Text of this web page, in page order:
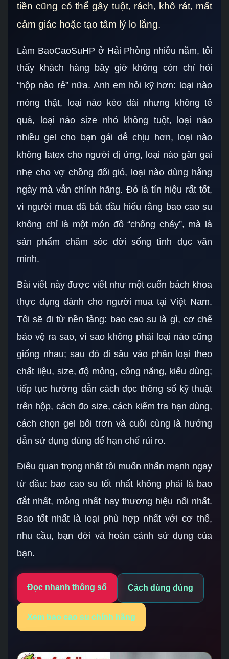
tiền cũng có thể gây tuột, rách, khô rát, mất
cảm giác hoặc tạo tâm lý lo lắng.
Làm BaoCaoSuHP ở Hải Phòng nhiều năm, tôi
thấy khách hàng bây giờ không còn chỉ hỏi
“hộp nào rẻ” nữa. Anh em hỏi kỹ hơn: loại nào
mỏng thật, loại nào kéo dài nhưng không tê
quá, loại nào size nhỏ không tuột, loại nào
nhiều gel cho bạn gái dễ chịu hơn, loại nào
không latex cho người dị ứng, loại nào gân gai
nhẹ cho vợ chồng đổi gió, loại nào dùng hằng
ngày mà vẫn chính hãng. Đó là tín hiệu rất tốt,
vì người mua đã bắt đầu hiểu rằng bao cao su
không chỉ là một món đồ “chống cháy”, mà là
sản phẩm chăm sóc đời sống tình dục văn
minh.
Bài viết này được viết như một cuốn bách khoa
thực dụng dành cho người mua tại Việt Nam.
Tôi sẽ đi từ nền tảng: bao cao su là gì, cơ chế
bảo vệ ra sao, vì sao không phải loại nào cũng
giống nhau; sau đó đi sâu vào phân loại theo
chất liệu, size, độ mỏng, công năng, kiểu dùng;
tiếp tục hướng dẫn cách đọc thông số kỹ thuật
trên hộp, cách đo size, cách kiểm tra hạn dùng,
cách chọn gel bôi trơn và cuối cùng là hướng
dẫn sử dụng đúng để hạn chế rủi ro.
Điều quan trọng nhất tôi muốn nhấn mạnh ngay
từ đầu: bao cao su tốt nhất không phải là bao
đắt nhất, mỏng nhất hay thương hiệu nổi nhất.
Bao tốt nhất là loại phù hợp nhất với cơ thể,
nhu cầu, bạn đời và hoàn cảnh sử dụng của
bạn.
Đọc nhanh thông số Cách dùng đúng
Xem bao cao su chính hãng